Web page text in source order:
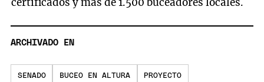
ARCHIVADO EN
SENADO BUCEO EN ALTURA PROYECTO